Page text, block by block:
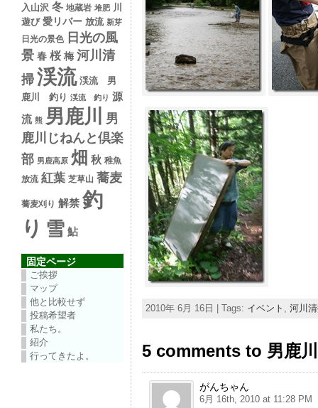
入山沢 冬 地蔵岩 堆肥 川
遊び 愛リバー 放流 新芽
日光の景色
日光の風
景 春 桜 梅 河川清
掃渓流 渓流 男
鹿川 釣り 渓流 釣り 源
流 熊 男鹿川
男
鹿川じねんと倶楽
部 男鹿高原 畑 秋 稚魚
放流 紅葉 芝草山 蕎麦
蕎麦刈り 解禁 釣
り 雪 鮎
固定ページ
ご挨拶
マップ
他と比較せず
投稿希望者
私たち。
紹介
行ってきたよ。
2010年 6月 16日 | Tags: イベント , 河川
5 comments to 男鹿
がんちゃん
6月 16th, 2010 at 11:28 PM